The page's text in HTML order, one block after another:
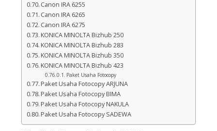
Canon IRA 6255
Canon IRA 6265
Canon IRA 6275
KONICA MINOLTA Bizhub 250
KONICA MINOLTA Bizhub 283
KONICA MINOLTA Bizhub 350
KONICA MINOLTA Bizhub 423
Paket Usaha Fotocopy
Paket Usaha Fotocopy ARJUNA
Paket Usaha Fotocopy BIMA
Paket Usaha Fotocopy NAKULA
Paket Usaha Fotocopy SADEWA